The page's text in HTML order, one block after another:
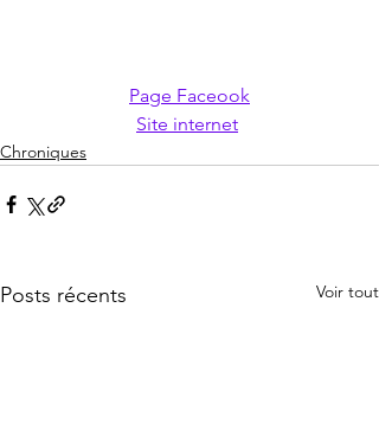
Page Faceook
Site internet
Chroniques
Posts récents Voir tout